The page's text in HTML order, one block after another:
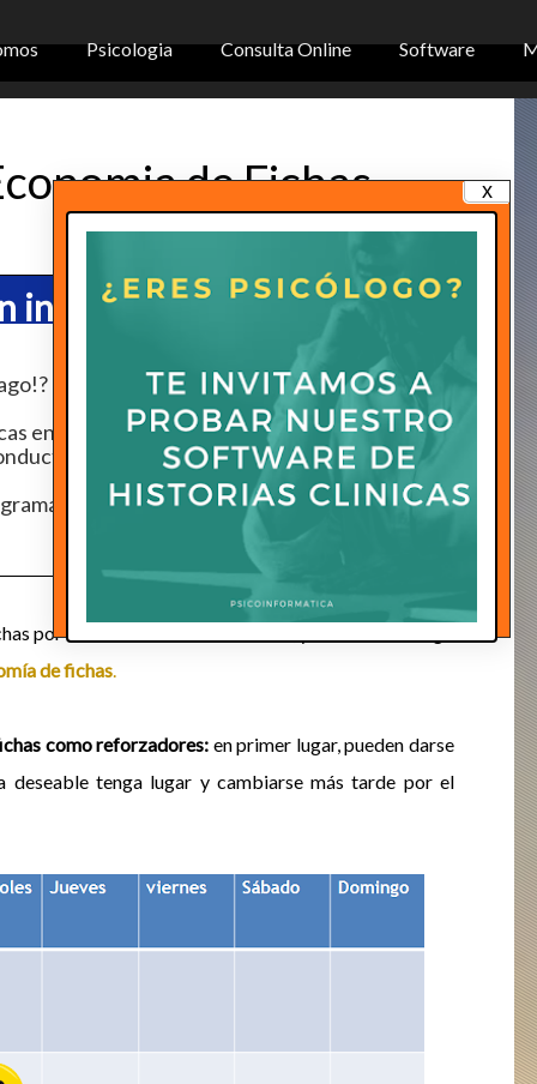
Psicologia Consulta Online Software
de Fichas
interesarte
en procesos de duelo
familiar
por emitir conductas deseables, y cambiarlas luego
de fichas
como reforzadores: en primer lugar, pueden darse
deseable tenga lugar y cambiarse más tarde por el
x